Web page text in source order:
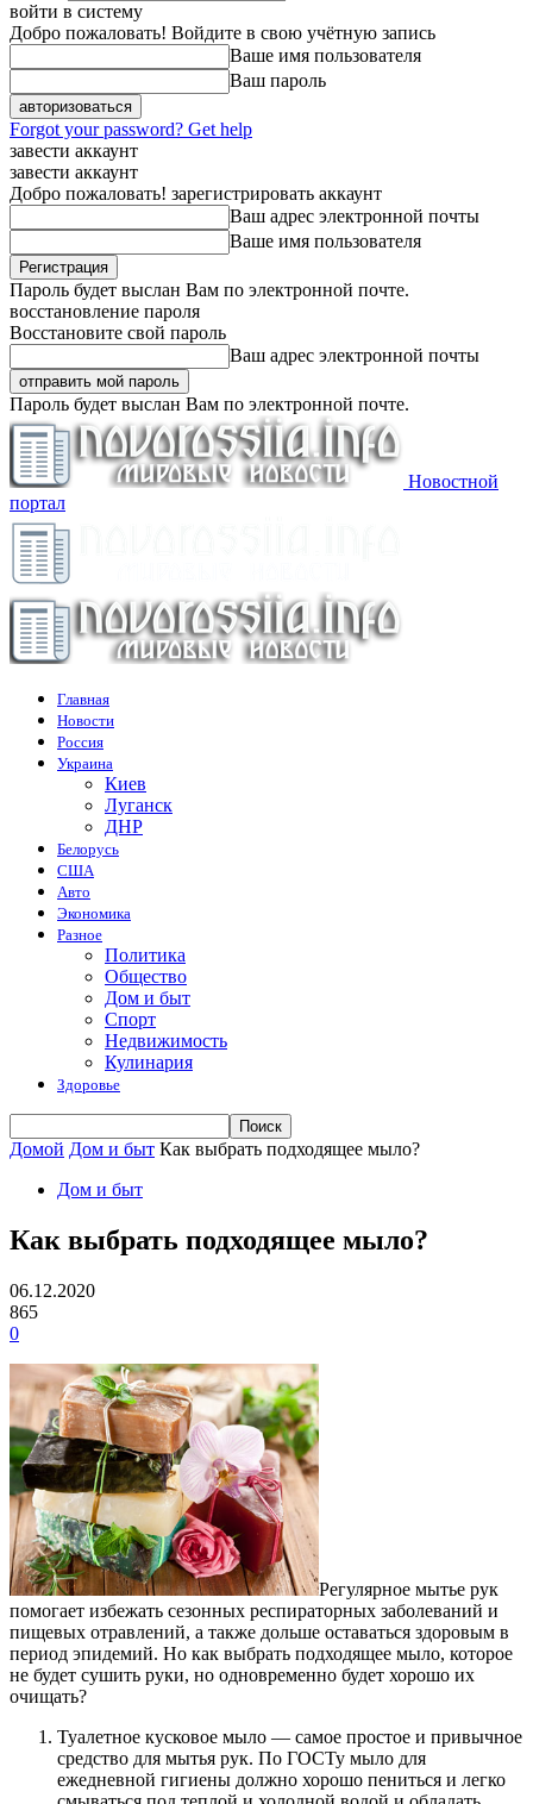
войти в систему
Добро пожаловать! Войдите в свою учётную запись
Ваше имя пользователя
Ваш пароль
Forgot your password? Get help
завести аккаунт
завести аккаунт
Добро пожаловать! зарегистрировать аккаунт
Ваш адрес электронной почты
Ваше имя пользователя
Пароль будет выслан Вам по электронной почте.
восстановление пароля
Восстановите свой пароль
Ваш адрес электронной почты
Пароль будет выслан Вам по электронной почте.
Новостной
портал
Главная
Новости
Россия
Украина
Киев
Луганск
ДНР
Белорусь
США
Авто
Экономика
Разное
Политика
Общество
Дом и быт
Спорт
Недвижимость
Кулинария
Здоровье
Домой Дом и быт Как выбрать подходящее мыло?
Дом и быт
Как выбрать подходящее мыло?
06.12.2020
865
0
Регулярное мытье рук
помогает избежать сезонных респираторных заболеваний и
пищевых отравлений, а также дольше оставаться здоровым в
период эпидемий. Но как выбрать подходящее мыло, которое
не будет сушить руки, но одновременно будет хорошо их
очищать?
Туалетное кусковое мыло — самое простое и привычное
средство для мытья рук. По ГОСТу мыло для
ежедневной гигиены должно хорошо пениться и легко